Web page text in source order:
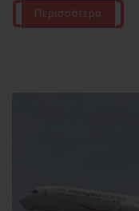
Περισσότερα